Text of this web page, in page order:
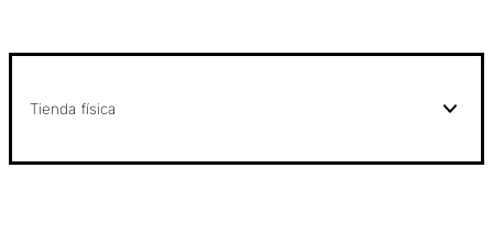
Tienda física